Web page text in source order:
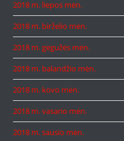
2018 m. liepos mėn.
2018 m. birželio mėn.
2018 m. gegužės mėn.
2018 m. balandžio mėn.
2018 m. kovo mėn.
2018 m. vasario mėn.
2018 m. sausio mėn.